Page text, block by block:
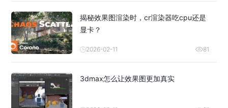
揭秘效果图渲染时，cr渲染器吃cpu还是
显卡？
2026-02-11 81
3dmax怎么让效果图更加真实